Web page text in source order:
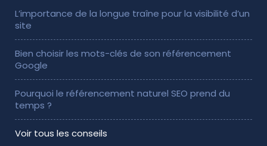
L’importance de la longue traîne pour la visibilité d’un
site
Bien choisir les mots-clés de son référencement
Google
Pourquoi le référencement naturel SEO prend du
temps ?
Voir tous les conseils